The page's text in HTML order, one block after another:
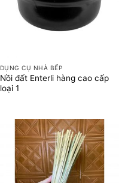
DỤNG CỤ NHÀ BẾP
Nồi đất Enterli hàng cao cấp
loại 1